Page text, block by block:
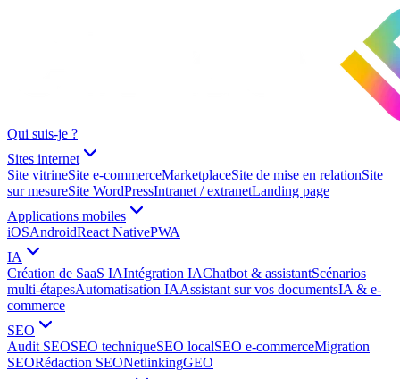
Qui suis-je ?
Sites internet
Site vitrineSite e-commerceMarketplaceSite de mise en relationSite
sur mesureSite WordPressIntranet / extranetLanding page
Applications mobiles
iOSAndroidReact NativePWA
IA
Création de SaaS IAIntégration IAChatbot & assistantScénarios
multi-étapesAutomatisation IAAssistant sur vos documentsIA & e-
commerce
SEO
Audit SEOSEO techniqueSEO localSEO e-commerceMigration
SEORédaction SEONetlinkingGEO